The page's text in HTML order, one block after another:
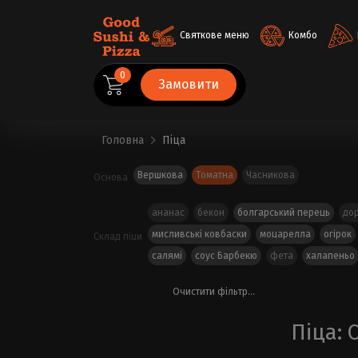
Святкове меню Комбо
0
Замовити
Головна Піца
Основа Вершкова Томатна Часникова
Склад піци
ананас бекон болгарський перець
мисливські ковбаски
моцарелла огірок
салямі
соус Барбекю фета халапеньо
Очистити фільтр...
Піца: